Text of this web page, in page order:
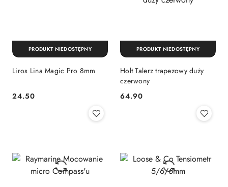
Liros Lina Magic Pro 8mm
Cena:
24.50
PRODUKT NIEDOSTĘPNY
Holt Talerz trapezowy duży
czerwony
Cena:
64.90
PRODUKT NIEDOSTĘPNY